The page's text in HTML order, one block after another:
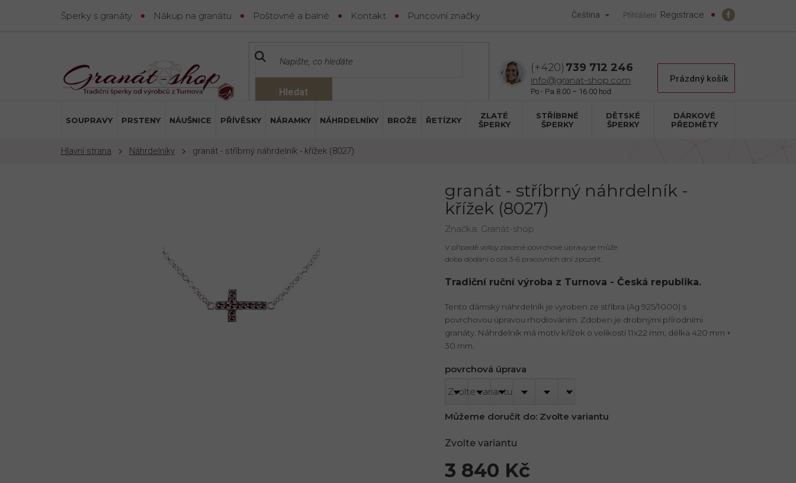
Šperky s granáty Nákup na granátu Poštovné a balné Kontakt Puncovní značky Čeština Přihlášení Registrace
Hledat
739 712 246
info@granat-shop.com Nákupní
Prázdný košík
SOUPRAVY PRSTENY NÁUŠNICE PŘÍVĚSKY NÁRAMKY NÁHRDELNÍKY BROŽE ŘETÍZKY
ZLATÉ
ŠPERKY
STŘÍBRNÉ
ŠPERKY
DĚTSKÉ
ŠPERKY
DÁRKOVÉ
PŘEDMĚTY
Náhrdelníky granát - stříbrný náhrdelník - křížek (8027)
granát - stříbrný náhrdelník -
křížek (8027)
Značka: Granát-shop
3 840 Kč
Zvolte variantu
povrchová úprava
Můžeme doručit do: Zvolte variantu
V případě volby zlacené povrchové úpravy se může
doba dodání o cca 3-6 pracovních dní zpozdit.
Tradiční ruční výroba z Turnova - Česká republika.
Tento dámský náhrdelník je vyroben ze stříbra (Ag 925/1000) s
povrchovou úpravou rhodiováním. Zdoben je drobnými přírodními
granáty. Náhrdelník má motiv křížek o velikosti 11x22 mm, délka 420 mm +
30 mm.